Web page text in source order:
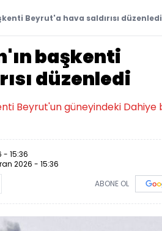
Beyrut'a hava saldırısı düzenledi
başkenti
düzenledi
Beyrut'un güneyindeki Dahiye
- 15:36
2026 - 15:36
ABONE OL